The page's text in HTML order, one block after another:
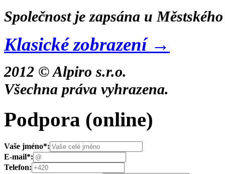
Společnost je zapsána u
Klasické zobrazení →
2012 © Alpiro s.r.o.
Všechna práva vyhrazena.
Podpora (online)
Vaše jméno*:
E-mail*:
Telefon: